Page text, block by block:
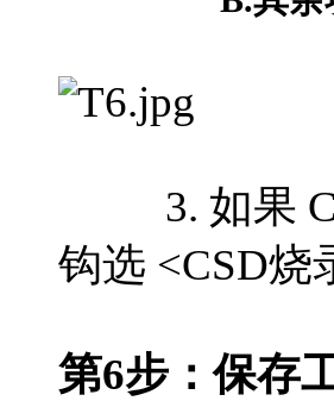
3. 如果
钩选 <CSD烧
第6步：保存